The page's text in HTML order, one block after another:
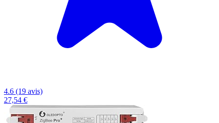
4.6 (19 avis)
27,54 €